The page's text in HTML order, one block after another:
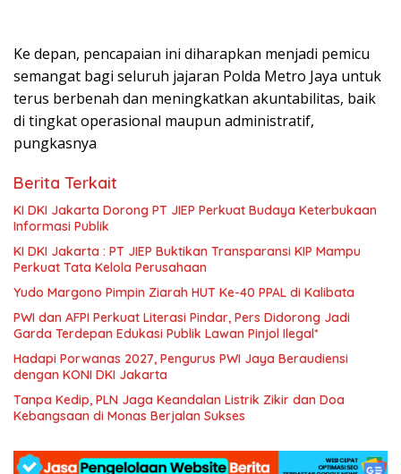
Ke depan, pencapaian ini diharapkan menjadi pemicu
semangat bagi seluruh jajaran Polda Metro Jaya untuk
terus berbenah dan meningkatkan akuntabilitas, baik
di tingkat operasional maupun administratif,
pungkasnya
Berita Terkait
KI DKI Jakarta Dorong PT JIEP Perkuat Budaya Keterbukaan
Informasi Publik
KI DKI Jakarta : PT JIEP Buktikan Transparansi KIP Mampu
Perkuat Tata Kelola Perusahaan
Yudo Margono Pimpin Ziarah HUT Ke-40 PPAL di Kalibata
PWI dan AFPI Perkuat Literasi Pindar, Pers Didorong Jadi
Garda Terdepan Edukasi Publik Lawan Pinjol Ilegal*
Hadapi Porwanas 2027, Pengurus PWI Jaya Beraudiensi
dengan KONI DKI Jakarta
Tanpa Kedip, PLN Jaga Keandalan Listrik Zikir dan Doa
Kebangsaan di Monas Berjalan Sukses